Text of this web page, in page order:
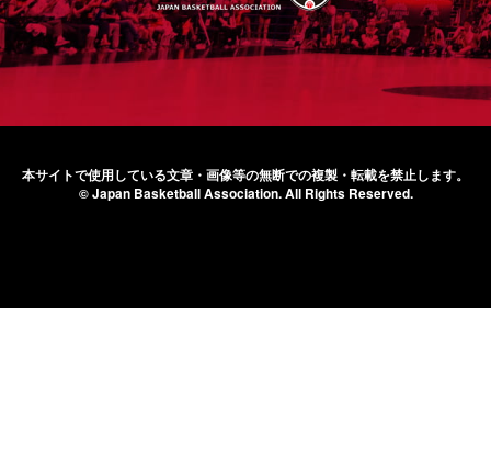
本サイトで使用している文章・画像等の無断での複製・転載を禁止します。
© Japan Basketball Association.All Rights Reserved.